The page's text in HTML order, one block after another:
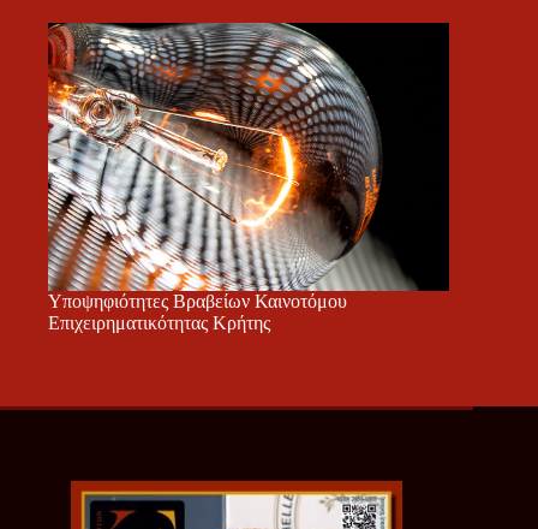
Υποψηφιότητες Βραβείων Καινοτόμου
Επιχειρηματικότητας Κρήτης